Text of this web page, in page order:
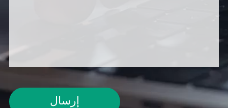
إرسال